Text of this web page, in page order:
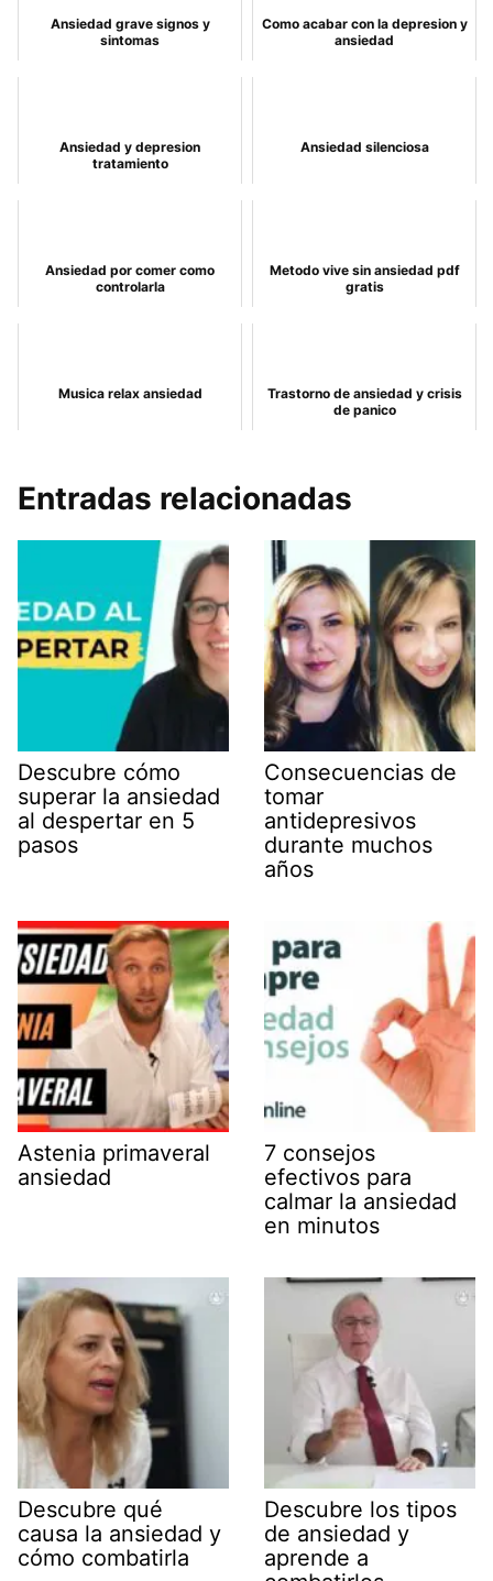
Ansiedad grave signos y
sintomas
Como acabar con la depresion y
ansiedad
Ansiedad y depresion
tratamiento
Ansiedad silenciosa
Ansiedad por comer como
controlarla
Metodo vive sin ansiedad pdf
gratis
Musica relax ansiedad
Trastorno de ansiedad y crisis
de panico
Entradas relacionadas
Descubre cómo
superar la ansiedad
al despertar en 5
pasos
Consecuencias de
tomar
antidepresivos
durante muchos
años
Astenia primaveral
ansiedad
7 consejos
efectivos para
calmar la ansiedad
en minutos
Descubre qué
causa la ansiedad y
cómo combatirla
Descubre los tipos
de ansiedad y
aprende a